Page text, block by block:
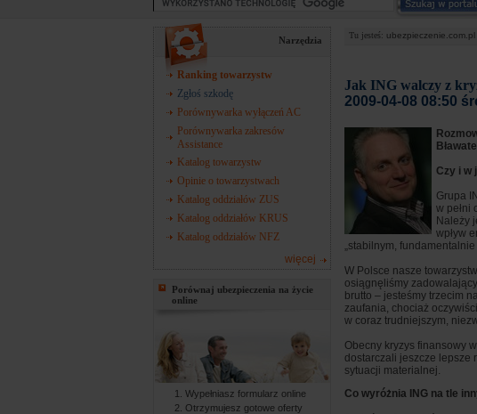
Narzędzia
Ranking towarzystw
Zgłoś szkodę
Porównywarka wyłączeń AC
Porównywarka zakresów
Assistance
Katalog towarzystw
Opinie o towarzystwach
Katalog oddziałów ZUS
Katalog oddziałów KRUS
Katalog oddziałów NFZ
więcej
Porównaj ubezpieczenia na życie
online
Wypełniasz formularz online
Otrzymujesz gotowe oferty
Tu jesteś: ubezpieczenie.com.pl
Jak ING walczy z
2009-04-08 08:50
Czy i w
Grupa
w pełni
Należy
wpływ
„stabilnym,
W Polsce nasze
osiągnęliśmy
brutto – jesteśmy trzecim
zaufania, chociaż
w coraz trudniejszym,
Obecny kryzys finansowy
dostarczali jeszcze lepsze
sytuacji materialnej.
Co wyróżnia ING na tle